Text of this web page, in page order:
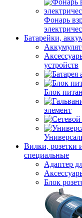
Фонарь
Батарейки,
устройств
Блок
элемент
Вилки, розетки
специальные
Адаптер
Блок